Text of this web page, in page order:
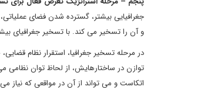
جغرافیایی بیشتر، گسترده شدن فضای
و آن را تسخیر می کند. با تسخیر جغرافیای
در مرحله تسخیر جغرافیا، استقرار نظام
توازن در ساختارهایش، از لحاظ توان نظامی
اتکاست و می تواند از آن در مواقعی که نیاز